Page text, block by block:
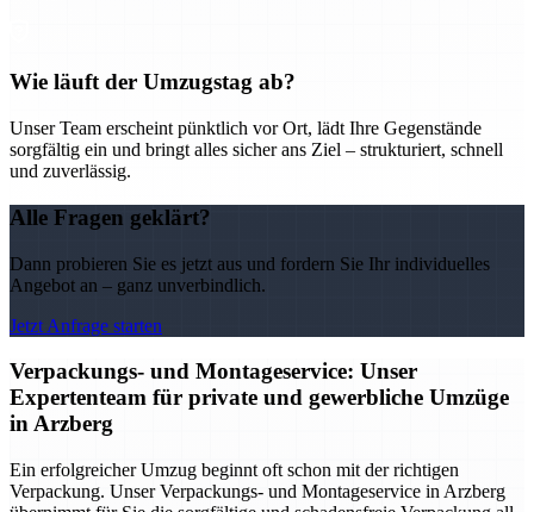
Wie läuft der Umzugstag ab?
Unser Team erscheint pünktlich vor Ort, lädt Ihre Gegenstände
sorgfältig ein und bringt alles sicher ans Ziel – strukturiert, schnell
und zuverlässig.
Alle Fragen geklärt?
Dann probieren Sie es jetzt aus und fordern Sie Ihr individuelles
Angebot an – ganz unverbindlich.
Jetzt Anfrage starten
Verpackungs- und Montageservice: Unser
Expertenteam für private und gewerbliche Umzüge
in Arzberg
Ein erfolgreicher Umzug beginnt oft schon mit der richtigen
Verpackung. Unser Verpackungs- und Montageservice in Arzberg